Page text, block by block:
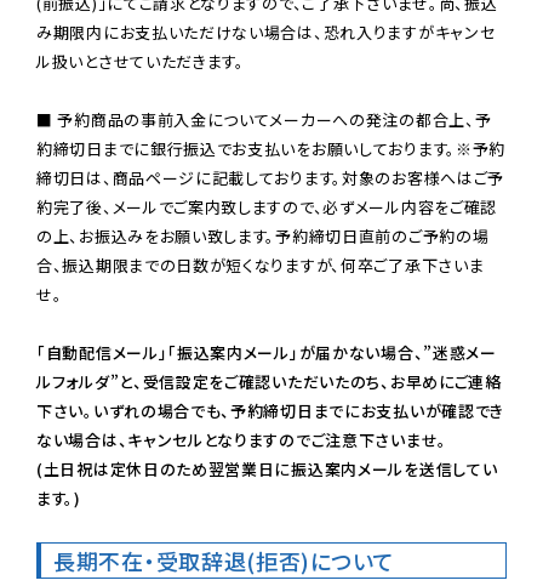
み期限内にお支払いただけない場合は、恐れ入りますがキャンセ
ル扱いとさせていただきます。
■ 予約商品の事前入金についてメーカーへの発注の都合上、予
約締切日までに銀行振込でお支払いをお願いしております。※予約
締切日は、商品ページに記載しております。対象のお客様へはご予
約完了後、メールでご案内致しますので、必ずメール内容をご確認
の上、お振込みをお願い致します。予約締切日直前のご予約の場
合、振込期限までの日数が短くなりますが、何卒ご了承下さいま
せ。
「自動配信メール」「振込案内メール」が届かない場合、”迷惑メー
ルフォルダ”と、受信設定をご確認いただいたのち、お早めにご連絡
下さい。いずれの場合でも、予約締切日までにお支払いが確認でき
ない場合は、キャンセルとなりますのでご注意下さいませ。
(土日祝は定休日のため翌営業日に振込案内メールを送信してい
ます。)
長期不在・受取辞退(拒否)について